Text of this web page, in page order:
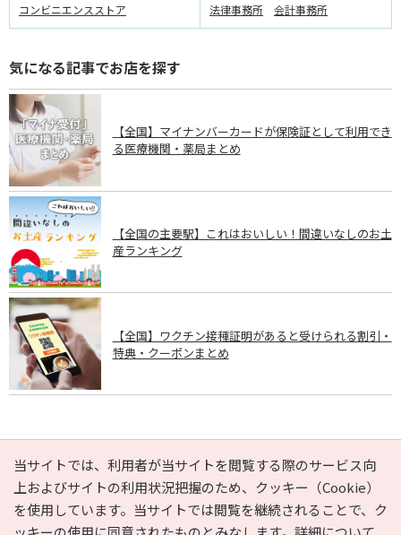
コンビニエンスストア
法律事務所
会計事務所
気になる記事でお店を探す
【全国】マイナンバーカードが保険証として利用でき
る医療機関・薬局まとめ
【全国の主要駅】これはおいしい！間違いなしのお土
産ランキング
【全国】ワクチン接種証明があると受けられる割引・
特典・クーポンまとめ
PAGE TOP
当サイトでは、利用者が当サイトを閲覧する際のサービス向
上およびサイトの利用状況把握のため、クッキー（Cookie）
を使用しています。当サイトでは閲覧を継続されることで、ク
e-NAVITA（イーナビタ）とは？ お気に入り
ヘルプ